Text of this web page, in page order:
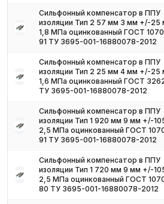
Сильфонный компенсатор в ППУ
изоляции Тип 2 57 мм 3 мм +/-25
1,8 МПа оцинкованный ГОСТ
91 ТУ 3695-001-16880078-2012
Сильфонный компенсатор в ППУ
изоляции Тип 2 25 мм 4 мм +/-25
1,6 МПа оцинкованный ГОСТ
ТУ 3695-001-16880078-2012
Сильфонный компенсатор в ППУ
изоляции Тип 1 920 мм 9 мм +/-
2,5 МПа оцинкованный ГОСТ
91 ТУ 3695-001-16880078-2012
Сильфонный компенсатор в ППУ
изоляции Тип 1 720 мм 9 мм +/-
2,5 МПа оцинкованный ГОСТ
80 ТУ 3695-001-16880078-2012